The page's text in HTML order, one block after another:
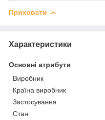
Приховати
Характеристики
Основні атрибути
Виробник
Країна виробник
Застосування
Стан